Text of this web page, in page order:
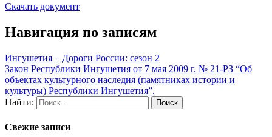
Скачать документ
Навигация по записям
Ингушетия – Дороги России: сезон 2
Закон Республики Ингушетия от 7 мая 2009 г. № 21-РЗ “Об
объектах культурного наследия (памятниках истории и
культуры) Республики Ингушетия”.
Найти:
Свежие записи